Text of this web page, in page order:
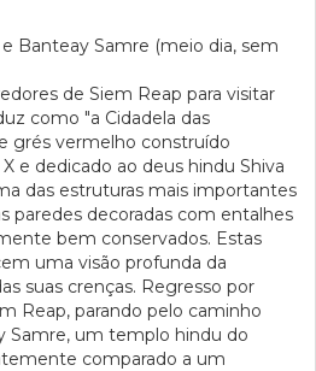
Banteay Samre (meio dia, sem
de Siem Reap para visitar
como "a Cidadela das
grés vermelho construído
e dedicado ao deus hindu Shiva
das estruturas mais importantes
paredes decoradas com entalhes
bem conservados. Estas
uma visão profunda da
suas crenças. Regresso por
Reap, parando pelo caminho
Samre, um templo hindu do
comparado a um